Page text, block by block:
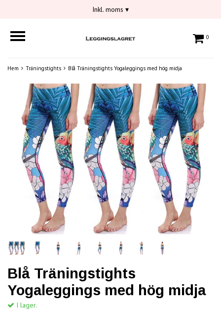
Inkl. moms ▾
0
Hem Träningstights Blå Träningstights Yogaleggings med hög midja
Blå Träningstights
Yogaleggings med hög midja
I lager.